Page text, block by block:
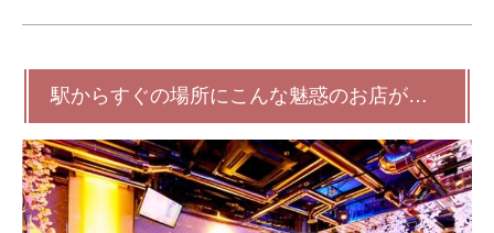
駅からすぐの場所にこんな魅惑のお店が…